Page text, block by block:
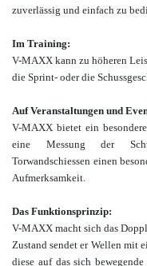
zuverlässig und einfach zu
Im Training:
V-MAXX kann zu höheren
die Sprint- oder die
Auf Veranstaltungen und
V-MAXX bietet ein
eine Messung der
Torwandschiessen einen
Aufmerksamkeit.
Das Funktionsprinzip:
V-MAXX macht sich das
Zustand sendet er Wellen mit
diese auf das sich